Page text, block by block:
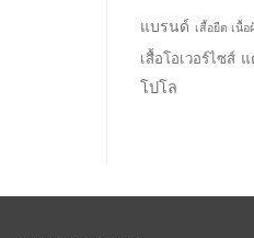
แบรนด์ เสื้อยืด เนื้อ
เสื้อโอเวอร์ไซส์ แ
โปโล